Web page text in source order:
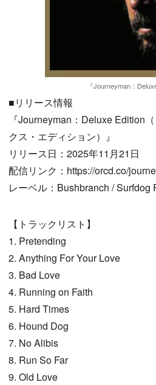
『Journeyman：
■リリース情報
『Journeyman：Deluxe Edition
クス・エディション）』
リリース日：2025年11月21日
配信リンク：https://orcd.co/
レーベル：Bushbranch / Surfdog
【トラックリスト】
1. Pretending
2. Anything For Your Love
3. Bad Love
4. Running on Faith
5. Hard Times
6. Hound Dog
7. No Alibis
8. Run So Far
9. Old Love